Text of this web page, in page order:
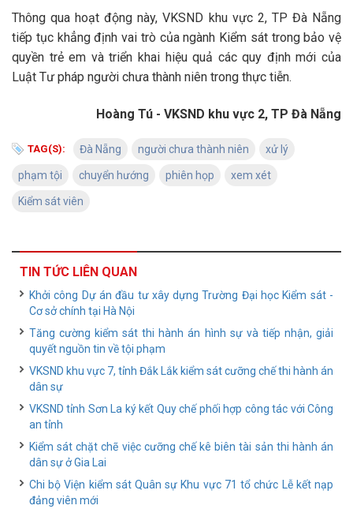
Thông qua hoạt động này, VKSND khu vực 2, TP Đà Nẵng
tiếp tục khẳng định vai trò của ngành Kiểm sát trong bảo vệ
quyền trẻ em và triển khai hiệu quả các quy định mới của
Luật Tư pháp người chưa thành niên trong thực tiễn.
Hoàng Tú - VKSND khu vực 2, TP Đà Nẵng
TAG(S): Đà Nẵng người chưa thành niên xử lý
phạm tội chuyển hướng phiên họp xem xét
Kiểm sát viên
TIN TỨC LIÊN QUAN
Khởi công Dự án đầu tư xây dựng Trường Đại học Kiểm sát -
Cơ sở chính tại Hà Nội
Tăng cường kiểm sát thi hành án hình sự và tiếp nhận, giải
quyết nguồn tin về tội phạm
VKSND khu vực 7, tỉnh Đắk Lắk kiểm sát cưỡng chế thi hành án
dân sự
VKSND tỉnh Sơn La ký kết Quy chế phối hợp công tác với Công
an tỉnh
Kiểm sát chặt chẽ việc cưỡng chế kê biên tài sản thi hành án
dân sự ở Gia Lai
Chi bộ Viện kiểm sát Quân sự Khu vực 71 tổ chức Lễ kết nạp
đảng viên mới